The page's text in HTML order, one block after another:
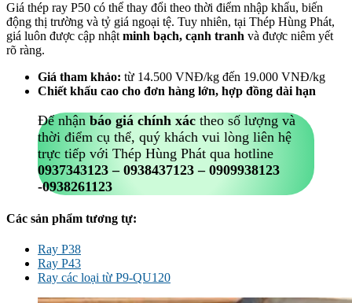
Giá thép ray P50 có thể thay đổi theo thời điểm nhập khẩu, biến
động thị trường và tỷ giá ngoại tệ. Tuy nhiên, tại Thép Hùng Phát,
giá luôn được cập nhật minh bạch, cạnh tranh và được niêm yết
rõ ràng.
Giá tham khảo: từ 14.500 VNĐ/kg đến 19.000 VNĐ/kg
Chiết khấu cao cho đơn hàng lớn, hợp đồng dài hạn
Để nhận báo giá chính xác theo số lượng và
thời điểm cụ thể, quý khách vui lòng liên hệ
trực tiếp với Thép Hùng Phát qua hotline
0937343123 – 0938437123 – 0909938123
-0938261123
Các sản phẩm tương tự:
Ray P38
Ray P43
Ray các loại từ P9-QU120